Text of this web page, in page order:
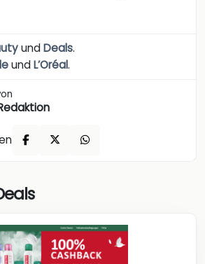
undDeals.
undL’Oréal.